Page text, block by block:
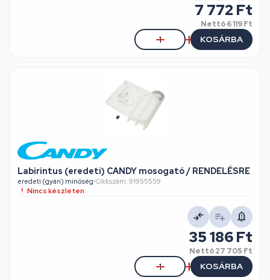
7 772 Ft
Nettó6 119 Ft
KOSÁRBA
Labirintus (eredeti) CANDY mosogató / RENDELÉSRE
eredeti (gyári) minőség•Cikkszám: 91955559
Nincs készleten
35 186 Ft
Nettó27 705 Ft
KOSÁRBA